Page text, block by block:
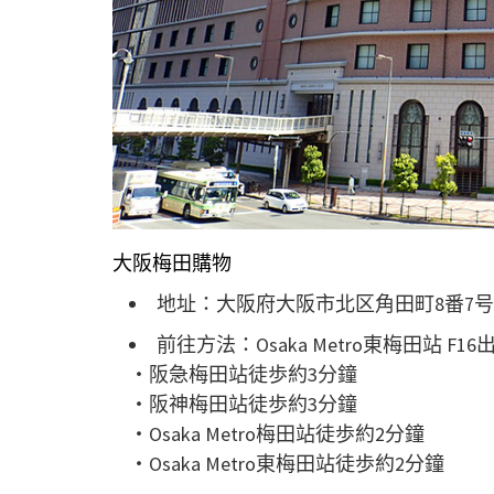
大阪梅田購物
地址：大阪府大阪市北区角田町8番7号
前往方法：Osaka Metro東梅田站 F16
・阪急梅田站徒歩約3分鐘
・阪神梅田站徒歩約3分鐘
・Osaka Metro梅田站徒歩約2分鐘
・Osaka Metro東梅田站徒歩約2分鐘